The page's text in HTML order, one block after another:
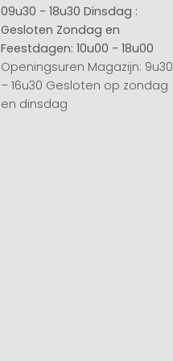
09u30 - 18u30 Dinsdag :
Gesloten Zondag en
Feestdagen: 10u00 - 18u00
Openingsuren Magazijn: 9u30
– 16u30 Gesloten op zondag
en dinsdag